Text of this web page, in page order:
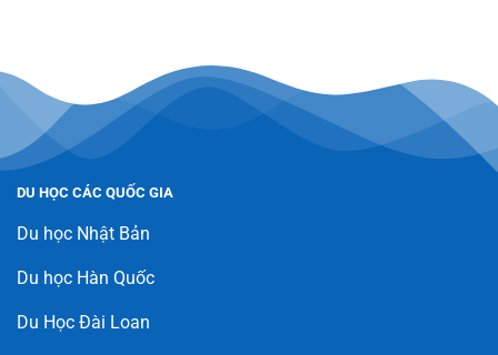
DU HỌC CÁC QUỐC GIA
Du học Nhật Bản
Du học Hàn Quốc
Du Học Đài Loan